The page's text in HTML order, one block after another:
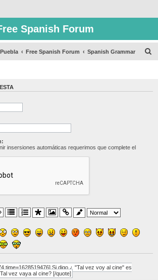
Spanish Forum
Free Spanish Forum Spanish Grammar
insersiones automáticas requerimos que complete el
time=1628519476] Si digo ¿ "Tal vez voy al cine" es
vez vaya al cine? [/quote]